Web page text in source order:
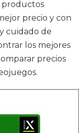
productos
precio y con
cuidado de
los mejores
precios